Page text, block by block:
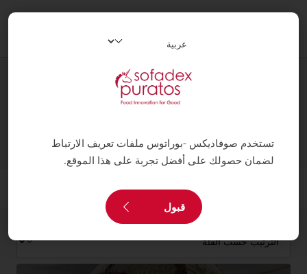
تستخدم صوفاديكس -بوراتوس ملفات تعريف الارتباط
لضمان حصولك على أفضل تجربة على هذا الموقع.
قبول